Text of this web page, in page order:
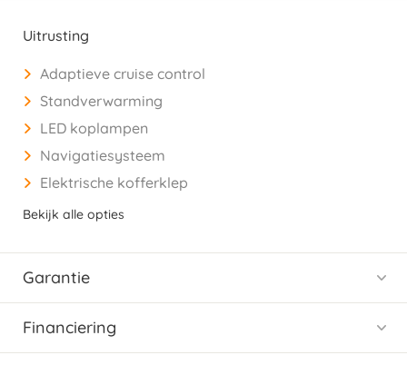
Uitrusting
Adaptieve cruise control
Standverwarming
LED koplampen
Navigatiesysteem
Elektrische kofferklep
Bekijk alle opties
Garantie
Financiering